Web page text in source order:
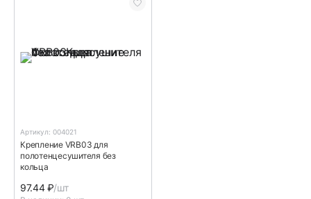
Артикул: 004021
Крепление VRB03 для
полотенцесушителя без
кольца
97.44₽/шт